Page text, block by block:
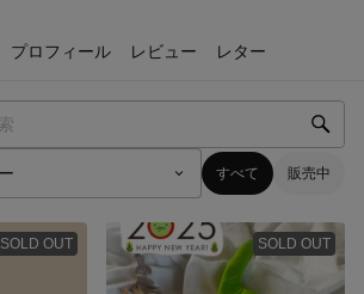
プロフィール レビュー レター
すべて 販売中
SOLD OUT SOLD OUT